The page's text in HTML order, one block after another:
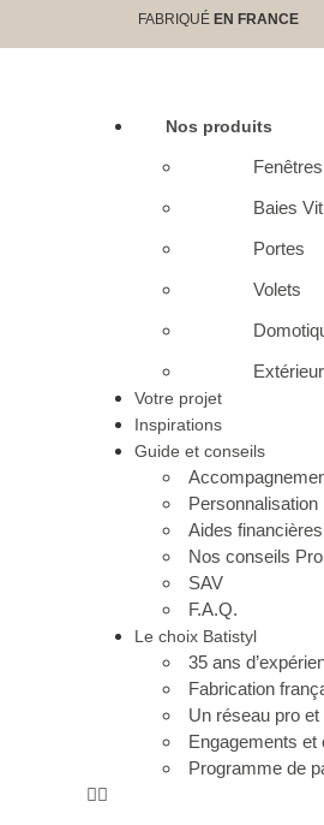
FABRIQUÉ EN FRANCE
Nos produits
Baies
Portes
Volets
Extérieur
Votre projet
Inspirations
Guide et conseils
Personnalisation
Aides financières
Nos conseils Pro
SAV
F.A.Q.
Le choix Batistyl
35 ans
Fabrication
Un réseau pro et
Engagements et
Programme de
catalogue
prise de RDV